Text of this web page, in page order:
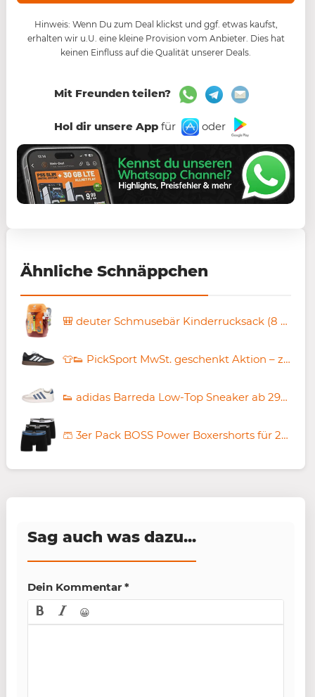
Hinweis: Wenn Du zum Deal klickst und ggf. etwas kaufst,
erhalten wir u.U. eine kleine Provision vom Anbieter. Dies hat
keinen Einfluss auf die Qualität unserer Deals.
Mit Freunden teilen?
Hol dir unsere Appfür oder
Ähnliche Schnäppchen
🎒 deuter Schmusebär Kinderrucksack (8 L) mit Teddybär für 24,51€ (statt 36€)
👕👟 PickSport MwSt. geschenkt Aktion – z.B. adidas Courtblock ab 21€ (statt 34€)
👟 adidas Barreda Low-Top Sneaker ab 29€ (statt 42€)
🩳 3er Pack BOSS Power Boxershorts für 27€ (statt 34€)
Sag auch was dazu...
Dein Kommentar *
😀